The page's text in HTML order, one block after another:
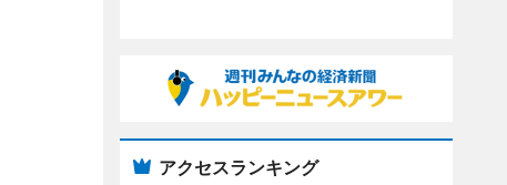
アクセスランキング